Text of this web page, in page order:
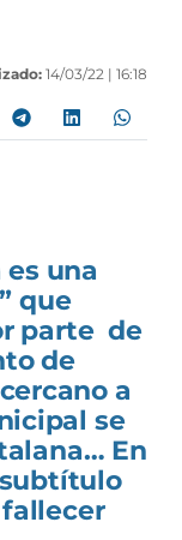
14/03/22 | 16:18
una
que
parte de
de
a
se
En